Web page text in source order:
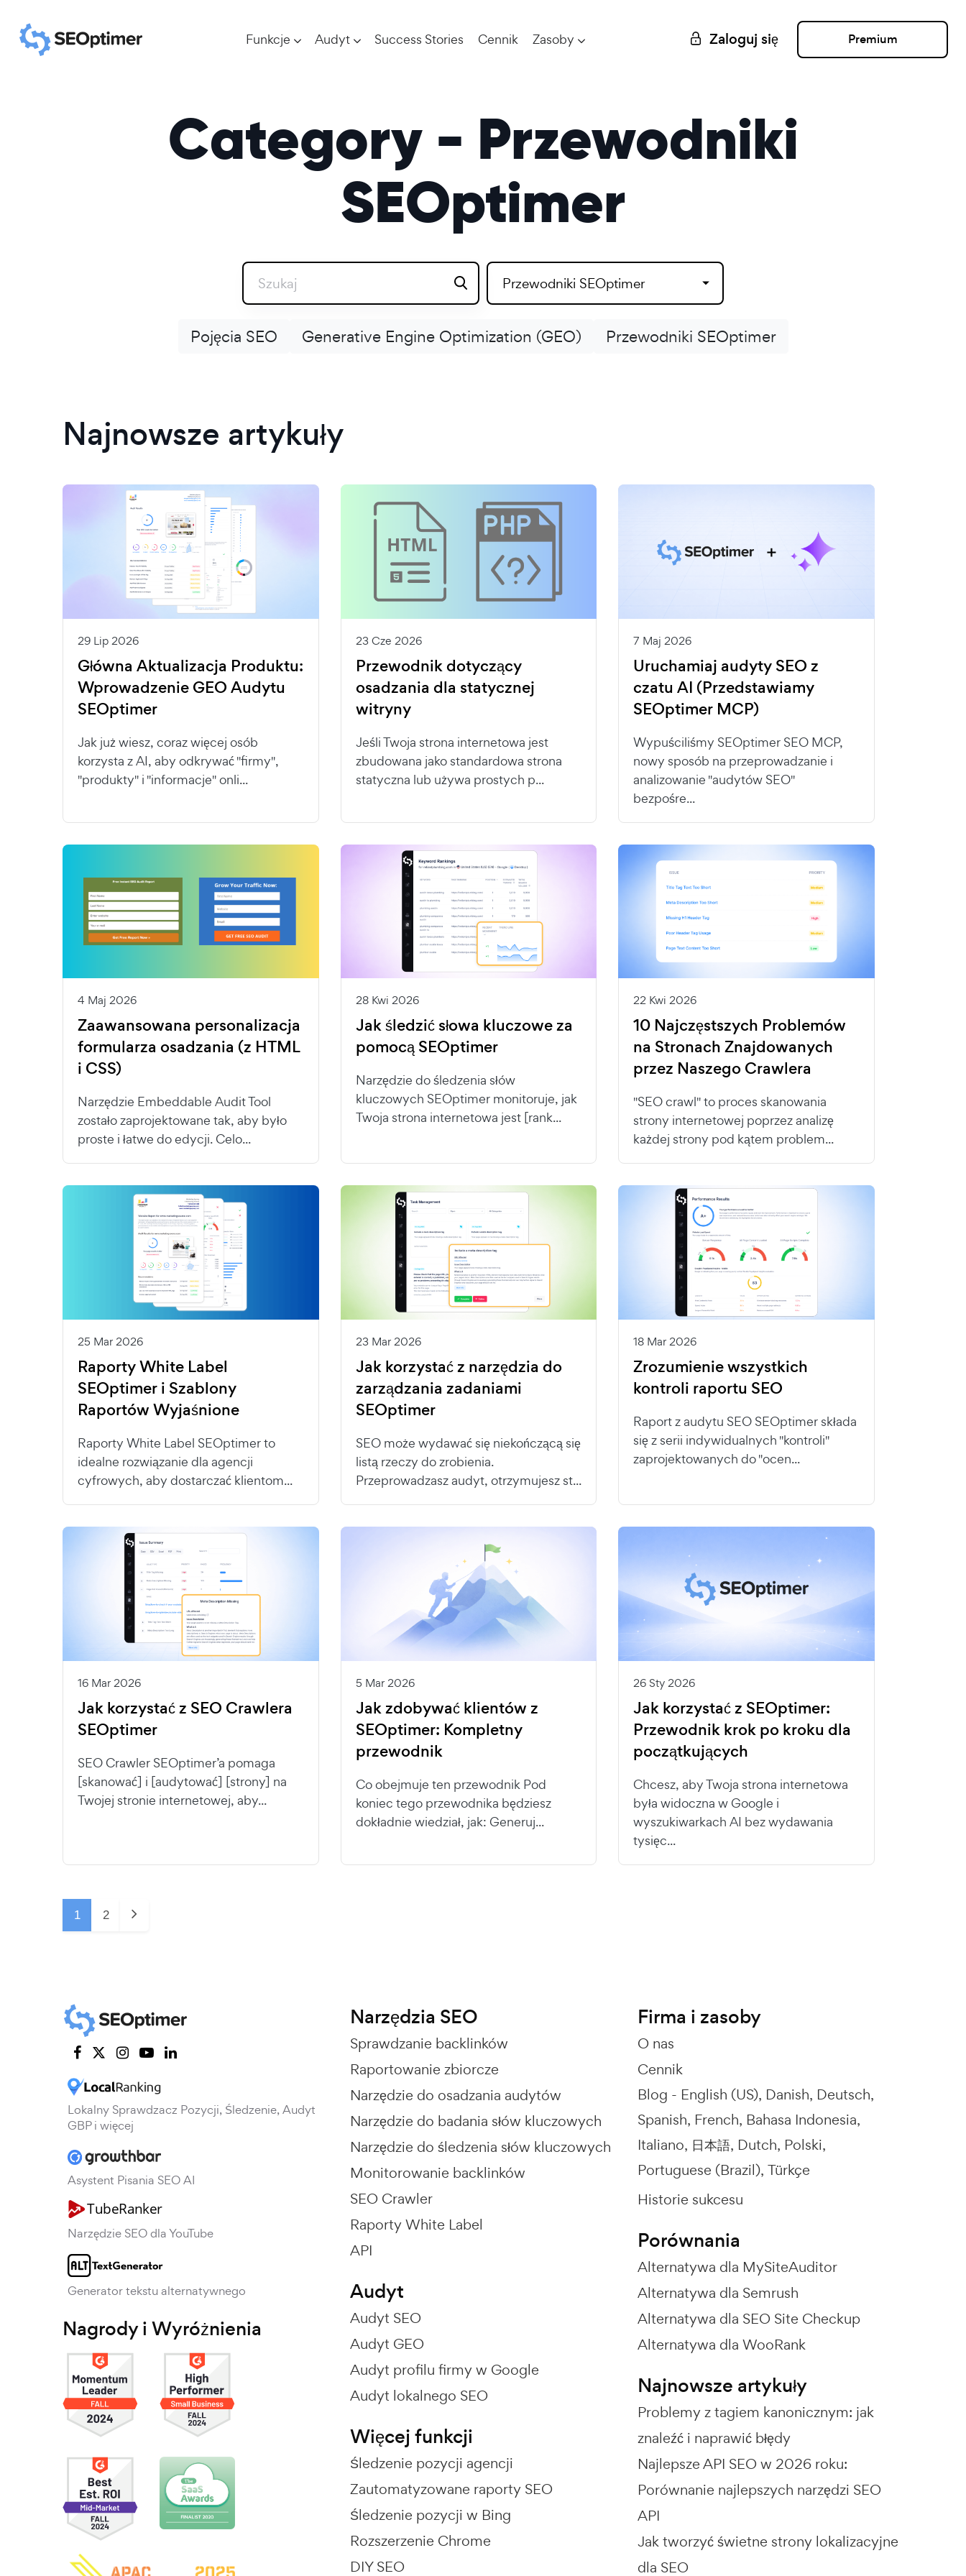
Funkcje Audyt Success Stories Cennik Zasoby Zaloguj się Premium
Category - Przewodniki
SEOptimer
Przewodniki SEOptimer
Pojęcia SEO Generative Engine Optimization (GEO) Przewodniki SEOptimer
Najnowsze artykuły
29 Lip 2026
Główna Aktualizacja Produktu:
Wprowadzenie GEO Audytu
SEOptimer
Jak już wiesz, coraz więcej osób
korzysta z AI, aby odkrywać "firmy",
"produkty" i "informacje" onli...
23 Cze 2026
Przewodnik dotyczący
osadzania dla statycznej
witryny
Jeśli Twoja strona internetowa jest
zbudowana jako standardowa strona
statyczna lub używa prostych p...
7 Maj 2026
Uruchamiaj audyty SEO z
czatu AI (Przedstawiamy
SEOptimer MCP)
Wypuściliśmy SEOptimer SEO MCP,
nowy sposób na przeprowadzanie i
analizowanie "audytów SEO"
bezpośre...
4 Maj 2026
Zaawansowana personalizacja
formularza osadzania (z HTML
i CSS)
Narzędzie Embeddable Audit Tool
zostało zaprojektowane tak, aby było
proste i łatwe do edycji. Celo...
28 Kwi 2026
Jak śledzić słowa kluczowe za
pomocą SEOptimer
Narzędzie do śledzenia słów
kluczowych SEOptimer monitoruje, jak
Twoja strona internetowa jest [rank...
22 Kwi 2026
10 Najczęstszych Problemów
na Stronach Znajdowanych
przez Naszego Crawlera
"SEO crawl" to proces skanowania
strony internetowej poprzez analizę
każdej strony pod kątem problem...
25 Mar 2026
Raporty White Label
SEOptimer i Szablony
Raportów Wyjaśnione
Raporty White Label SEOptimer to
idealne rozwiązanie dla agencji
cyfrowych, aby dostarczać klientom...
23 Mar 2026
Jak korzystać z narzędzia do
zarządzania zadaniami
SEOptimer
SEO może wydawać się niekończącą się
listą rzeczy do zrobienia.
Przeprowadzasz audyt, otrzymujesz st...
18 Mar 2026
Zrozumienie wszystkich
kontroli raportu SEO
Raport z audytu SEO SEOptimer składa
się z serii indywidualnych "kontroli"
zaprojektowanych do "ocen...
16 Mar 2026
Jak korzystać z SEO Crawlera
SEOptimer
SEO Crawler SEOptimer’a pomaga
[skanować] i [audytować] [strony] na
Twojej stronie internetowej, aby...
5 Mar 2026
Jak zdobywać klientów z
SEOptimer: Kompletny
przewodnik
Co obejmuje ten przewodnik Pod
koniec tego przewodnika będziesz
dokładnie wiedział, jak: Generuj...
26 Sty 2026
Jak korzystać z SEOptimer:
Przewodnik krok po kroku dla
początkujących
Chcesz, aby Twoja strona internetowa
była widoczna w Google i
wyszukiwarkach AI bez wydawania
tysięc...
1 2
Lokalny Sprawdzacz Pozycji, Śledzenie, Audyt
GBP i więcej
Asystent Pisania SEO AI
Narzędzie SEO dla YouTube
Generator tekstu alternatywnego
Nagrody i Wyróżnienia
Narzędzia SEO
Sprawdzanie backlinków
Raportowanie zbiorcze
Narzędzie do osadzania audytów
Narzędzie do badania słów kluczowych
Narzędzie do śledzenia słów kluczowych
Monitorowanie backlinków
SEO Crawler
Raporty White Label
API
Audyt
Audyt SEO
Audyt GEO
Audyt profilu firmy w Google
Audyt lokalnego SEO
Więcej funkcji
Śledzenie pozycji agencji
Zautomatyzowane raporty SEO
Śledzenie pozycji w Bing
Rozszerzenie Chrome
DIY SEO
Firma i zasoby
O nas
Cennik
Blog - English (US) Danish Deutsch
Spanish French Bahasa Indonesia
Italiano 日本語 Dutch Polski
Portuguese (Brazil) Türkçe
Historie sukcesu
Porównania
Alternatywa dla MySiteAuditor
Alternatywa dla Semrush
Alternatywa dla SEO Site Checkup
Alternatywa dla WooRank
Najnowsze artykuły
Problemy z tagiem kanonicznym: jak
znaleźć i naprawić błędy
Najlepsze API SEO w 2026 roku:
Porównanie najlepszych narzędzi SEO
API
Jak tworzyć świetne strony lokalizacyjne
dla SEO